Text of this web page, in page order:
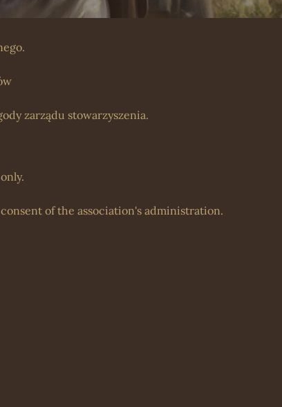
zarządu stowarzyszenia.
of the association's administration.